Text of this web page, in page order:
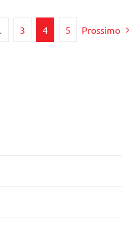
3 4 5 Prossimo